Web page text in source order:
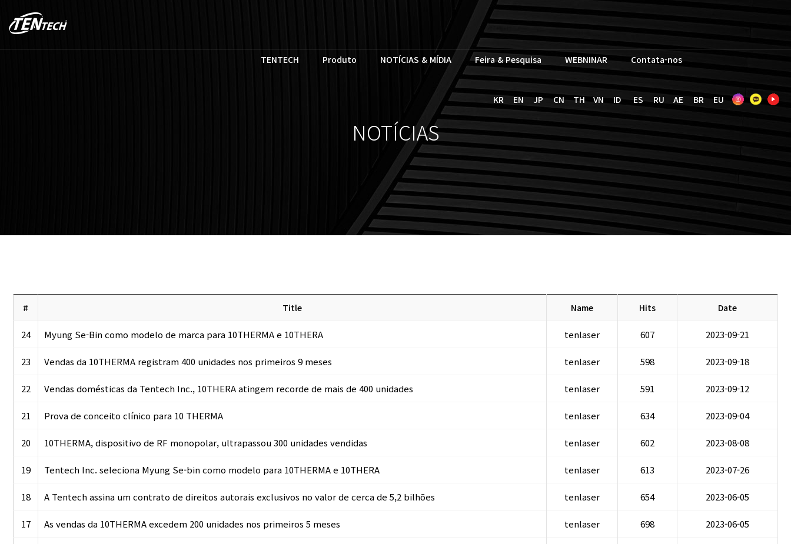
TENTECH Produto NOTÍCIAS & MÍDIA Feira & Pesquisa WEBNINAR Contata-nos
KR EN JP CN TH VN ID ES RU AE BR EU
NOTÍCIAS
# Title Name Hits Date
24 Myung Se-Bin como modelo de marca para 10THERMA e 10THERA tenlaser 607 2023-09-21
23 Vendas da 10THERMA registram 400 unidades nos primeiros 9 meses tenlaser 598 2023-09-18
22 Vendas domésticas da Tentech Inc., 10THERA atingem recorde de mais de 400 unidades tenlaser 591 2023-09-12
21 Prova de conceito clínico para 10 THERMA tenlaser 634 2023-09-04
20 10THERMA, dispositivo de RF monopolar, ultrapassou 300 unidades vendidas tenlaser 602 2023-08-08
19 Tentech Inc. seleciona Myung Se-bin como modelo para 10THERMA e 10THERA tenlaser 613 2023-07-26
18 A Tentech assina um contrato de direitos autorais exclusivos no valor de cerca de 5,2 bilhões tenlaser 654 2023-06-05
17 As vendas da 10THERMA excedem 200 unidades nos primeiros 5 meses tenlaser 698 2023-06-05